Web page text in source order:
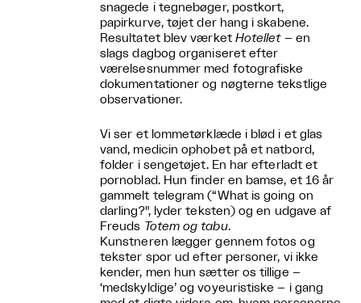
snagede i tegnebøger, postkort,
papirkurve, tøjet der hang i skabene.
Resultatet blev værket Hotellet– en
slags dagbog organiseret efter
værelsesnummer med fotografiske
dokumentationer og nøgterne tekstlige
observationer.
Vi ser et lommetørklæde i blød i et glas
vand, medicin ophobet på et natbord,
folder i sengetøjet. En har efterladt et
pornoblad. Hun finder en bamse, et 16 år
gammelt telegram (“What is going on
darling?", lyder teksten) og en udgave af
Freuds Totem og tabu.
Kunstneren lægger gennem fotos og
tekster spor ud efter personer, vi ikke
kender, men hun sætter os tillige –
‘medskyldige’ og voyeuristiske – i gang